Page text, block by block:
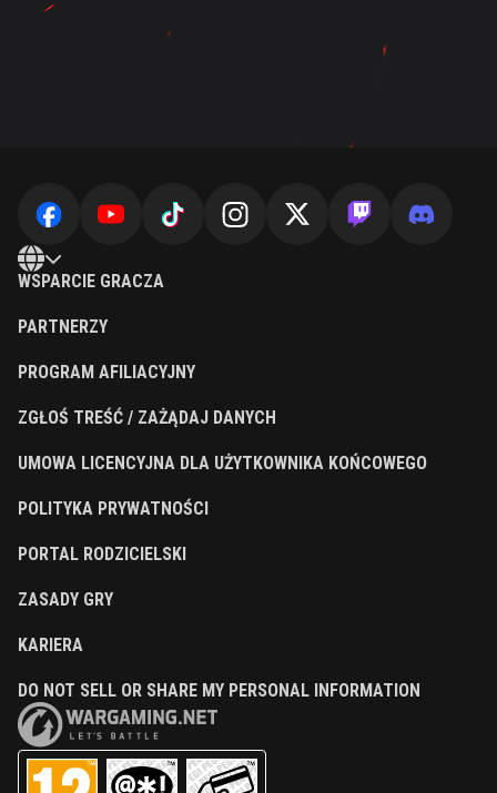
WSPARCIE GRACZA
PARTNERZY
PROGRAM AFILIACYJNY
ZGŁOŚ TREŚĆ / ZAŻĄDAJ DANYCH
UMOWA LICENCYJNA DLA UŻYTKOWNIKA KOŃCOWEGO
POLITYKA PRYWATNOŚCI
PORTAL RODZICIELSKI
ZASADY GRY
KARIERA
DO NOT SELL OR SHARE MY PERSONAL INFORMATION